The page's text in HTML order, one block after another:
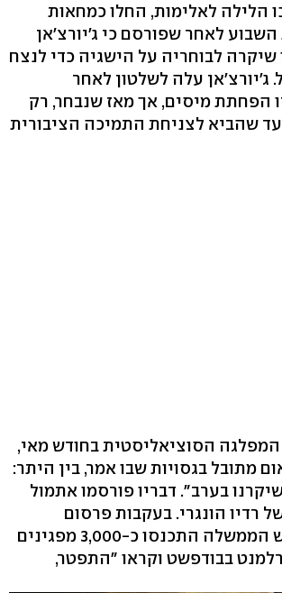
הלילה לאלימות, החלו כמחאות
לאחר שפורסם כי ג'יורצ'אן
לבוחריה על הישגיה כדי לנצח
ג'יורצ'אן עלה לשלטון לאחר
הפחתת מיסים, אך מאז שנבחר, רק
שהביא לצניחת התמיכה הציבורית
המפלגה הסוציאליסטית בחודש מאי,
מתובל בגסויות שבו אמר, בין היתר:
בערב". דבריו פורסמו אתמול
רדיו הונגרי. בעקבות פרסום
הערותיו של ראש הממשלה התכנסו כ-3,000 מפגינים
בבודפשט וקראו "התפטר,